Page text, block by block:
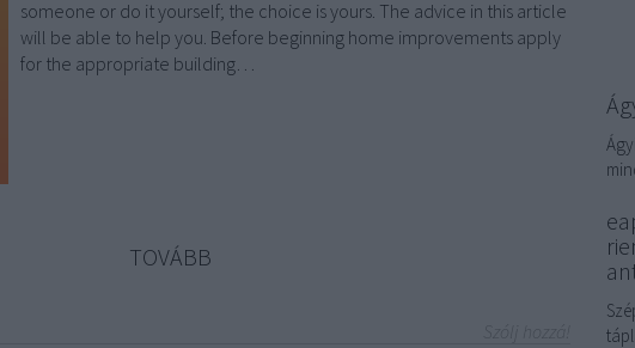
someone or do it yourself; the choice is yours. The advice in this article
will be able to help you. Before beginning home improvements apply
for the appropriate building…
TOVÁBB